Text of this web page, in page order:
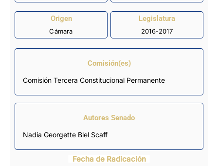
Origen
Cámara
Legislatura
2016-2017
Comisión(es)
Comisión Tercera Constitucional Permanente
Autores Senado
Nadia Georgette Blel Scaff
Fecha de Radicación